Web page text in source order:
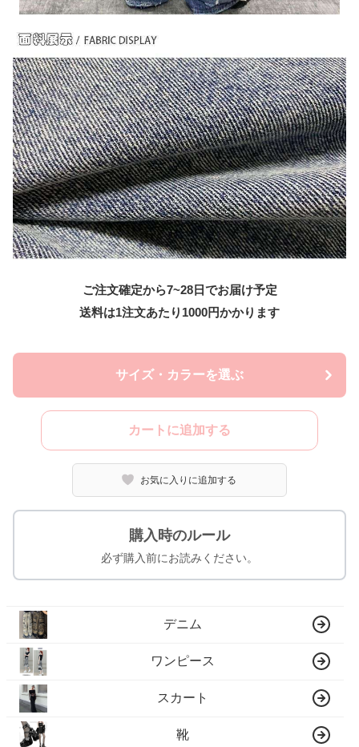
ご注文確定から7~28日でお届け予定
送料は1注文あたり 1000円かかります
サイズ・カラーを選ぶ
カートに追加する
お気に入りに追加する
購入時のルール
必ず購入前にお読みください。
デニム
ワンピース
スカート
靴